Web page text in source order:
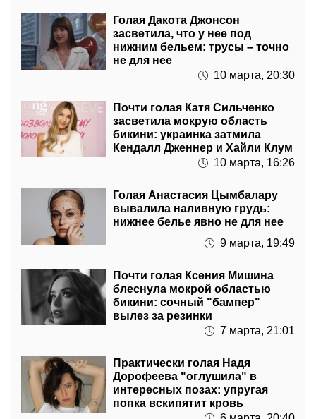
нижним бельем: трусы – точно
не для нее
10 марта, 20:30
Почти голая Катя Сильченко
бикини: украинка затмила
Кендалл Дженнер и Хайли Клум
10 марта, 16:26
Голая Анастасия Цымбалару
нижнее белье явно не для нее
9 марта, 19:49
Почти голая Ксения Мишина
бикини: сочный "бампер"
вылез за резинки
7 марта, 21:01
Практически голая Надя
интересных позах: упругая
попка вскипятит кровь
6 марта, 20:40